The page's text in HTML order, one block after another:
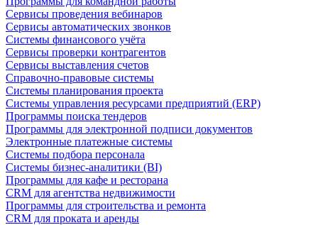
Сервисы проведения вебинаров
Сервисы автоматических звонков
Системы финансового учёта
Сервисы проверки контрагентов
Сервисы выставления счетов
Справочно-правовые системы
Системы планирования проекта
Системы управления ресурсами предприятий (ERP)
Программы поиска тендеров
Программы для электронной подписи документов
Электронные платежные системы
Системы подбора персонала
Системы бизнес-аналитики (BI)
Программы для кафе и ресторана
CRM для агентства недвижимости
Программы для строительства и ремонта
CRM для проката и аренды